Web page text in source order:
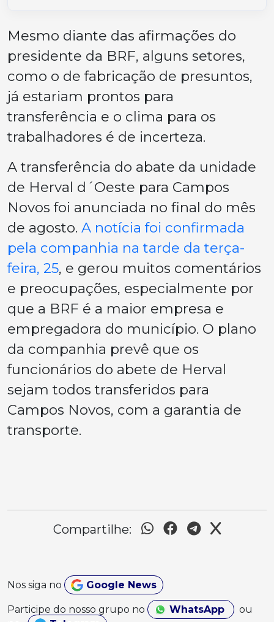
Mesmo diante das afirmações do
presidente da BRF, alguns setores,
como o de fabricação de presuntos,
já estariam prontos para
transferência e o clima para os
trabalhadores é de incerteza.
A transferência do abate da unidade
de Herval d´Oeste para Campos
Novos foi anunciada no final do mês
de agosto. A notícia foi confirmada
pela companhia na tarde da terça-
feira, 25, e gerou muitos comentários
e preocupações, especialmente por
que a BRF é a maior empresa e
empregadora do município. O plano
da companhia prevê que os
funcionários do abete de Herval
sejam todos transferidos para
Campos Novos, com a garantia de
transporte.
Compartilhe:
Nos siga no Google News
Participe do nosso grupo no WhatsApp
ou